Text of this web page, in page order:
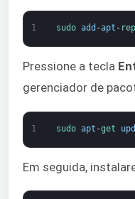
1 sudo add -apt -
Pressione a tecla
gerenciador de
1 sudo apt -get
Em seguida,